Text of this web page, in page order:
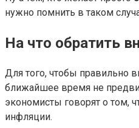
нужно помнить в таком
На что обратить
Для того, чтобы правильно
ближайшее время не
экономисты говорят о том,
инфляции.